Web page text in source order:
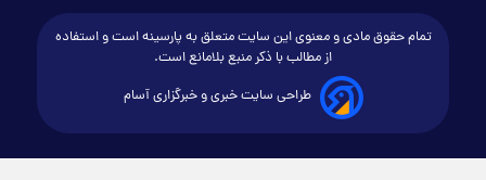
تمام حقوق مادی و معنوی این سایت متعلق به پارسینه است و استفاده
از مطالب با ذکر منبع بلامانع است.
طراحی سایت خبری و خبرگزاری آسام